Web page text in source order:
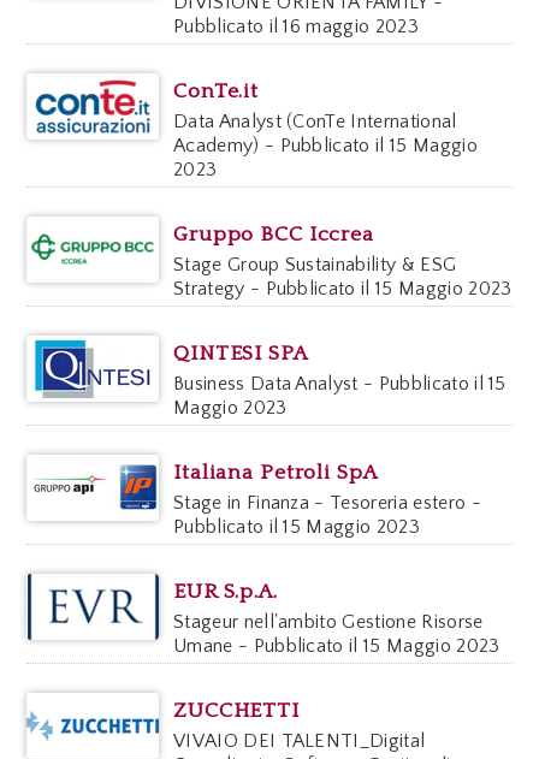
Pubblicato il 16 maggio 2023
ConTe.it
Data Analyst (ConTe International
Academy) - Pubblicato il 15 Maggio
2023
Gruppo BCC Iccrea
Stage Group Sustainability & ESG
Strategy - Pubblicato il 15 Maggio 2023
QINTESI SPA
Business Data Analyst - Pubblicato il 15
Maggio 2023
Italiana Petroli SpA
Stage in Finanza - Tesoreria estero -
Pubblicato il 15 Maggio 2023
EUR S.p.A.
Stageur nell'ambito Gestione Risorse
Umane - Pubblicato il 15 Maggio 2023
ZUCCHETTI
VIVAIO DEI TALENTI_Digital